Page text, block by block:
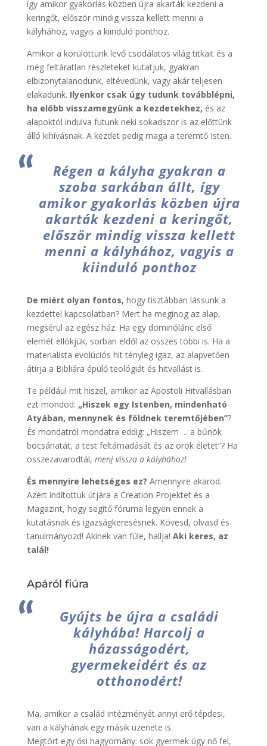
így amikor gyakorlás közben újra akarták kezdeni a
keringőt, először mindig vissza kellett menni a
kályhához, vagyis a kiinduló ponthoz.
Amikor a körülöttünk levő csodálatos világ titkait és a
még feltáratlan részleteket kutatjuk, gyakran
elbizonytalanodunk, eltévedünk, vagy akár teljesen
elakadunk. Ilyenkor csak úgy tudunk továbblépni,
ha előbb visszamegyünk a kezdetekhez, és az
alapoktól indulva futunk neki sokadszor is az előttünk
álló kihívásnak. A kezdet pedig maga a teremtő Isten.
Régen a kályha gyakran a
szoba sarkában állt, így
amikor gyakorlás közben újra
akarták kezdeni a keringőt,
először mindig vissza kellett
menni a kályhához, vagyis a
kiinduló ponthoz
De miért olyan fontos, hogy tisztábban lássunk a
kezdettel kapcsolatban? Mert ha meginog az alap,
megsérül az egész ház. Ha egy dominólánc első
elemét ellökjük, sorban eldől az összes többi is. Ha a
materialista evolúciós hit tényleg igaz, az alapvetően
átírja a Bibliára épülő teológiát és hitvallást is.
Te például mit hiszel, amikor az Apostoli Hitvallásban
ezt mondod: „Hiszek egy Istenben, mindenható
Atyában, mennynek és földnek teremtőjében”?
És mondatról mondatra eddig: „Hiszem … a bűnök
bocsánatát, a test feltámadását és az örök életet”? Ha
összezavarodtál, menj vissza a kályhához!
És mennyire lehetséges ez? Amennyire akarod.
Azért indítottuk útjára a Creation Projektet és a
Magazint, hogy segítő fóruma legyen ennek a
kutatásnak és igazságkeresésnek. Kövesd, olvasd és
tanulmányozd! Akinek van füle, hallja! Aki keres, az
talál!
Apáról fiúra
Gyújts be újra a családi
kályhába! Harcolj a
házasságodért,
gyermekeidért és az
otthonodért!
Ma, amikor a család intézményét annyi erő tépdesi,
van a kályhának egy másik üzenete is.
Megtört egy ősi hagyomány: sok gyermek úgy nő fel,